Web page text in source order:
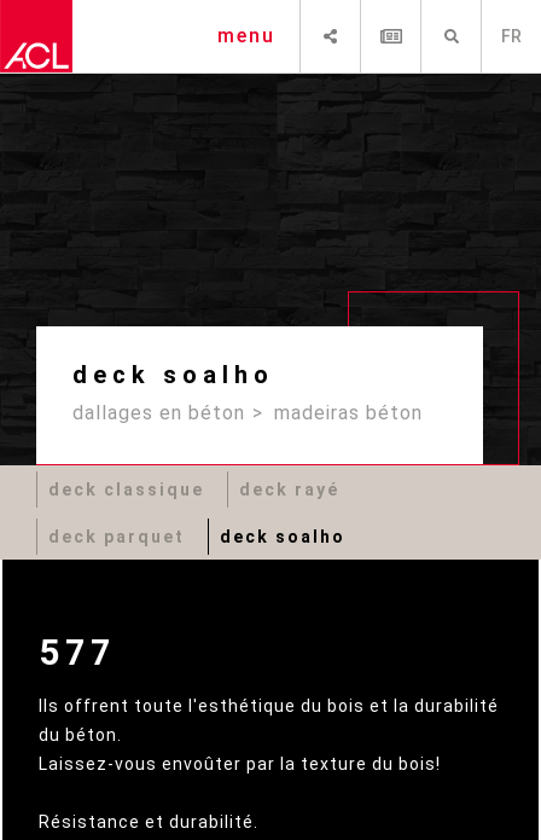
FR
menu
deck soalho
dallages en béton madeiras béton
deck classique deck rayé
deck parquet deck soalho
577
Ils offrent toute l'esthétique du bois et la durabilité
du béton.
Laissez-vous envoûter par la texture du bois!
Résistance et durabilité.